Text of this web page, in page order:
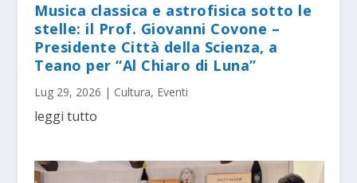
Musica classica e astrofisica sotto le
stelle: il Prof. Giovanni Covone –
Presidente Città della Scienza, a
Teano per “Al Chiaro di Luna”
Lug 29, 2026 | Cultura, Eventi
leggi tutto